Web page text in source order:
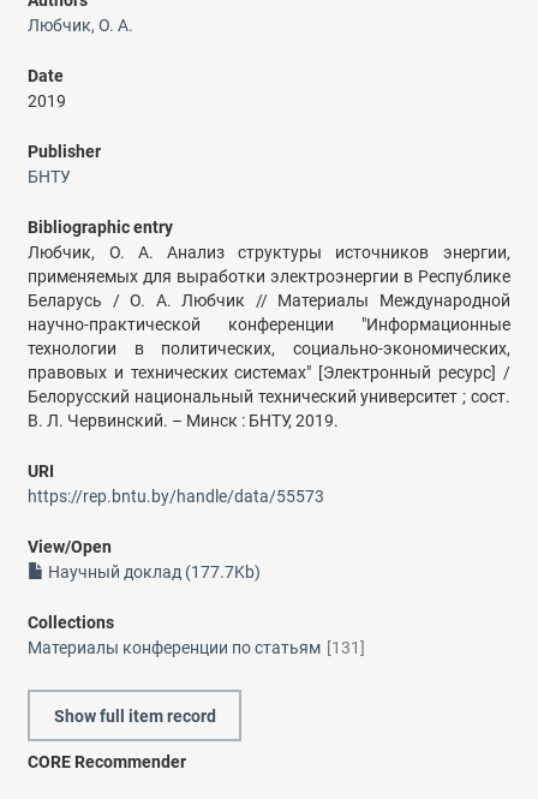
Любчик, О. А.
Date
2019
Publisher
БНТУ
Bibliographic entry
Любчик, О. А. Анализ структуры источников энергии,
применяемых для выработки электроэнергии в Республике
Беларусь / О. А. Любчик // Материалы Международной
научно-практической конференции "Информационные
технологии в политических, социально-экономических,
правовых и технических системах" [Электронный ресурс] /
Белорусский национальный технический университет ; сост.
В. Л. Червинский. – Минск : БНТУ, 2019.
URI
https://rep.bntu.by/handle/data/55573
View/Open
Научный доклад (177.7Kb)
Collections
Материалы конференции по статьям [131]
Show full item record
CORE Recommender